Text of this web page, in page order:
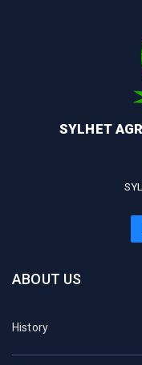
SYLHET
ABOUT US
History